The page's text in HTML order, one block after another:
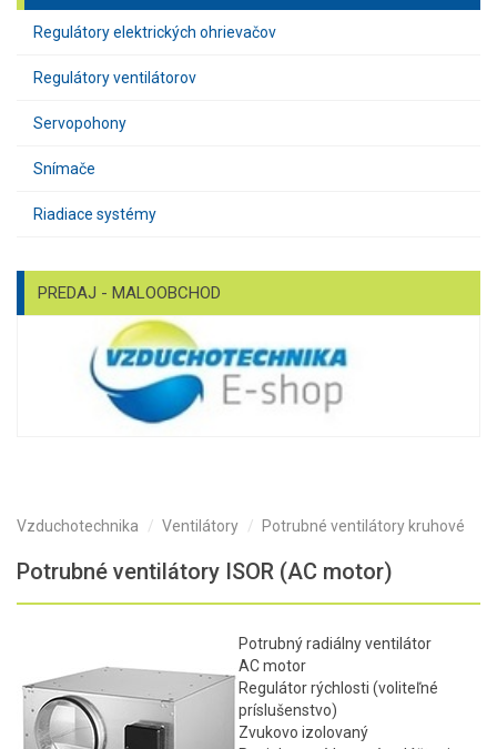
Regulátory elektrických ohrievačov
Regulátory ventilátorov
Servopohony
Snímače
Riadiace systémy
PREDAJ - MALOOBCHOD
Vzduchotechnika Ventilátory Potrubné ventilátory kruhové
Potrubné ventilátory ISOR (AC motor)
Potrubný radiálny ventilátor
AC motor
Regulátor rýchlosti (voliteľné
príslušenstvo)
Zvukovo izolovaný